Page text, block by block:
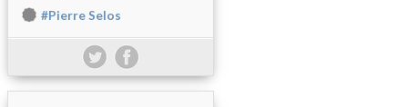
#Pierre Selos